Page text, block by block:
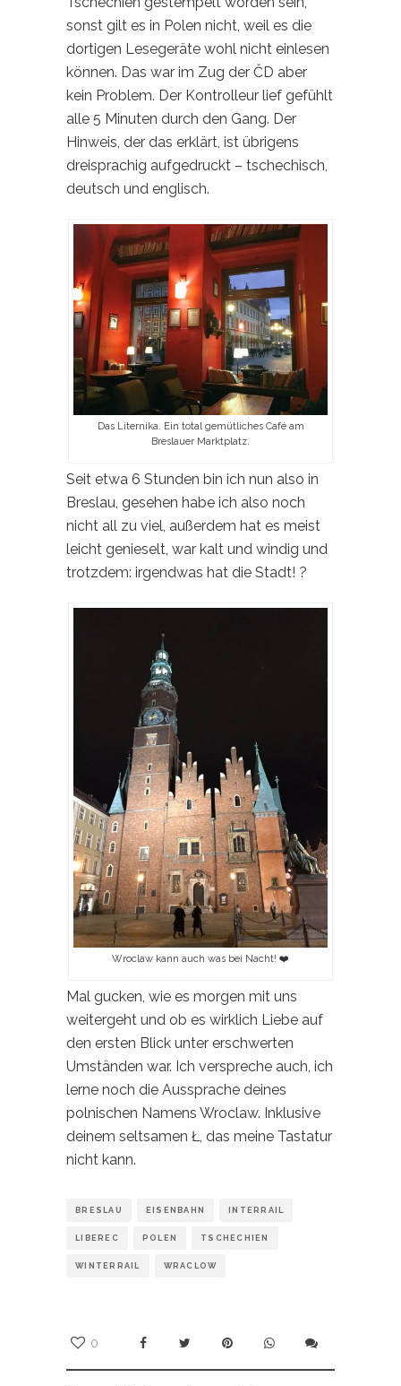
sonst gilt es in Polen nicht, weil es die
dortigen Lesegeräte wohl nicht einlesen
können. Das war im Zug der ČD aber
kein Problem. Der Kontrolleur lief gefühlt
alle 5 Minuten durch den Gang. Der
Hinweis, der das erklärt, ist übrigens
dreisprachig aufgedruckt – tschechisch,
deutsch und englisch.
Das Liternika. Ein total gemütliches Café am
Breslauer Marktplatz.
Seit etwa 6 Stunden bin ich nun also in
Breslau, gesehen habe ich also noch
nicht all zu viel, außerdem hat es meist
leicht genieselt, war kalt und windig und
trotzdem: irgendwas hat die Stadt! ?
Wroclaw kann auch was bei Nacht! ❤️
Mal gucken, wie es morgen mit uns
weitergeht und ob es wirklich Liebe auf
den ersten Blick unter erschwerten
Umständen war. Ich verspreche auch, ich
lerne noch die Aussprache deines
polnischen Namens Wroclaw. Inklusive
deinem seltsamen Ł, das meine Tastatur
nicht kann.
BRESLAU EISENBAHN INTERRAIL
LIBEREC POLEN TSCHECHIEN
WINTERRAIL WRACLOW
0